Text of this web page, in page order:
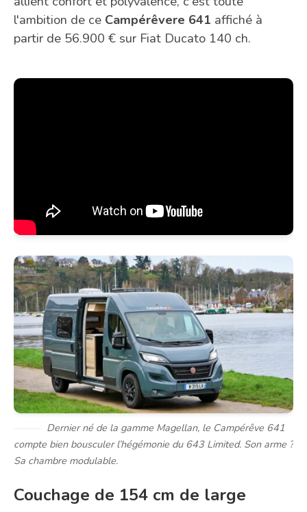
l'ambition de ce Campérêvere 641 affiché à
partir de 56.900 € sur Fiat Ducato 140 ch.
Dernier né de la gamme Magellan, le Campérêve 641
compte bien bousculer l’hégémonie du 643 Limited. Son arme ?
Sa chambre modulable.
Couchage de 154 cm de large